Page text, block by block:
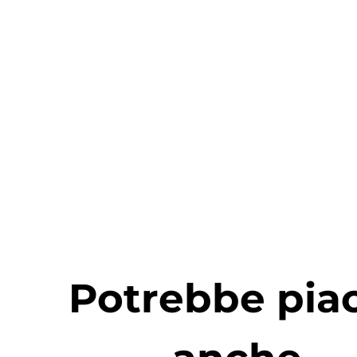
Potrebbe